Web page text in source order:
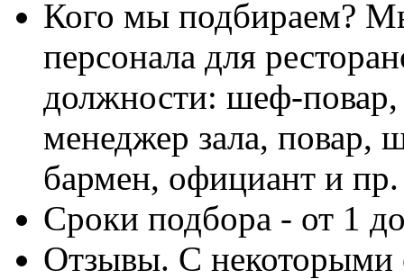
Кого мы подбираем?
персонала для
должности: шеф-
менеджер зала, повар,
бармен, официант и пр.
Сроки подбора - от 1
Отзывы. С некоторыми